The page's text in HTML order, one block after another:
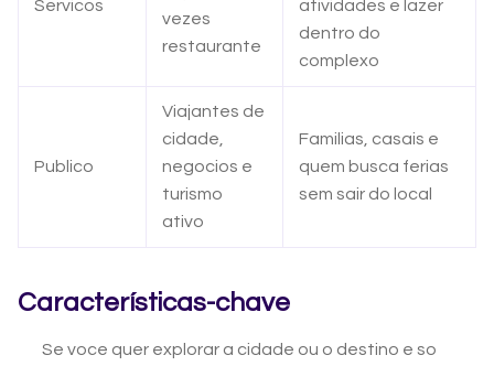
Servicos
vezes
restaurante
atividades e lazer
dentro do
complexo
Publico
Viajantes de
cidade,
negocios e
turismo
ativo
Familias, casais e
quem busca ferias
sem sair do local
Características-chave
Se voce quer explorar a cidade ou o destino e so